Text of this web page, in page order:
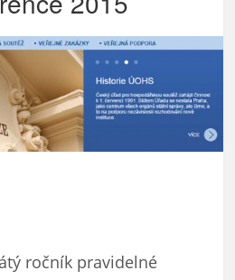
ročník pravidelné